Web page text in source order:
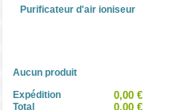
Purificateur d'air ioniseur
Aucun produit
Expédition
0,00 €
Total 0,00 €